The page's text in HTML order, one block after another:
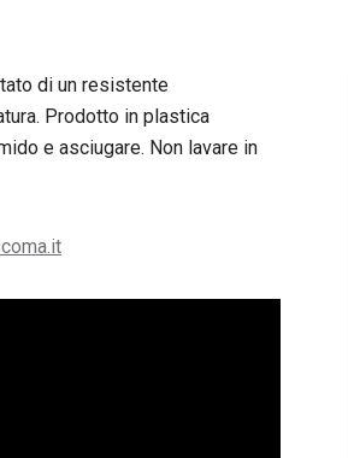
di un resistente
Prodotto in plastica
e asciugare. Non lavare in